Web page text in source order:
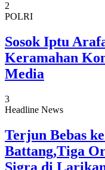
2
POLRI
Sosok Iptu
Keramahan
Media
3
Headline News
Terjun Bebas
Battang,Tiga